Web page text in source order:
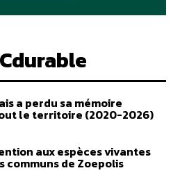
a perdu sa mémoire
le territoire (2020-2026)
aux espèces vivantes
communs de Zoepolis